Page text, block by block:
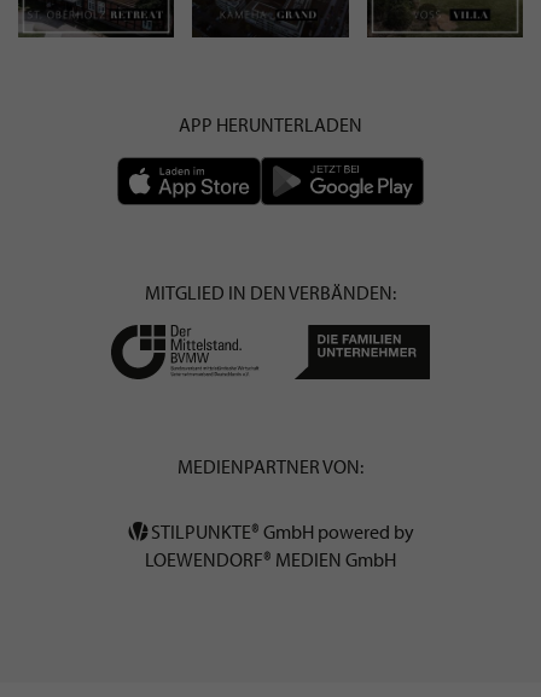
APP HERUNTERLADEN
MITGLIED IN DEN VERBÄNDEN:
MEDIENPARTNER VON:
STILPUNKTE® GmbH powered by
LOEWENDORF® MEDIEN GmbH